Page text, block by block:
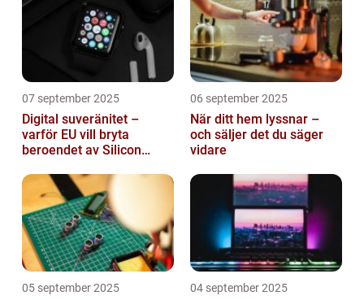
07 september 2025
Digital suveränitet –
varför EU vill bryta
beroendet av Silicon
06 september 2025
När ditt hem lyssnar –
och säljer det du säger
vidare
05 september 2025 04 september 2025